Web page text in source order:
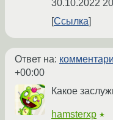
30.10.2022
Ссылка
Ответ на:
+00:00
Какое
hamsterxp ★